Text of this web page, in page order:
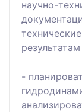
научно-
-